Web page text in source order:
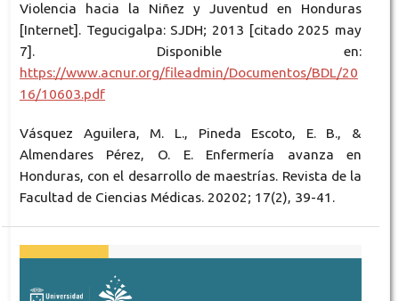
Violencia hacia la Niñez y Juventud en Honduras
[Internet]. Tegucigalpa: SJDH; 2013 [citado 2025 may
7]. Disponible en:
https://www.acnur.org/fileadmin/Documentos/BDL/20
16/10603.pdf
Vásquez Aguilera, M. L., Pineda Escoto, E. B., &
Almendares Pérez, O. E. Enfermería avanza en
Honduras, con el desarrollo de maestrías. Revista de la
Facultad de Ciencias Médicas. 20202; 17(2), 39-41.